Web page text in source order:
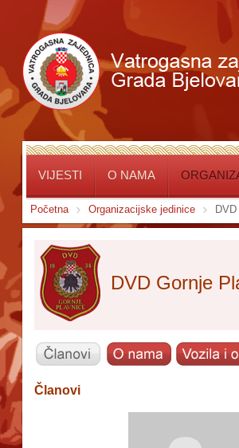
VIJESTI O NAMA
Početna Organizacijske jedinice
DVD Gornje
Članovi